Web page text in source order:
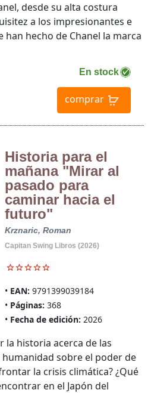
En stock
comprar
desde su alta costura
a los impresionantes e
hecho de Chanel la marca
Historia para el
mañana "Mirar al
pasado para
caminar hacia el
futuro"
Krznaric, Roman
Capitan Swing Libros (2026)
EAN: 9791399039184
Páginas: 368
Fecha de edición: 2026
la historia acerca de las
sobre el poder de
la crisis climática? ¿Qué
en el Japón del